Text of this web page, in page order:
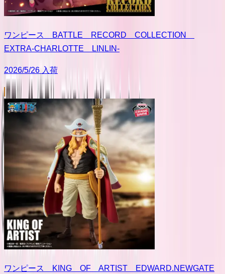
ワンピース BATTLE RECORD COLLECTION
EXTRA-CHARLOTTE LINLIN-
2026/5/26 入荷
ワンピース KING OF ARTIST EDWARD.NEWGATE